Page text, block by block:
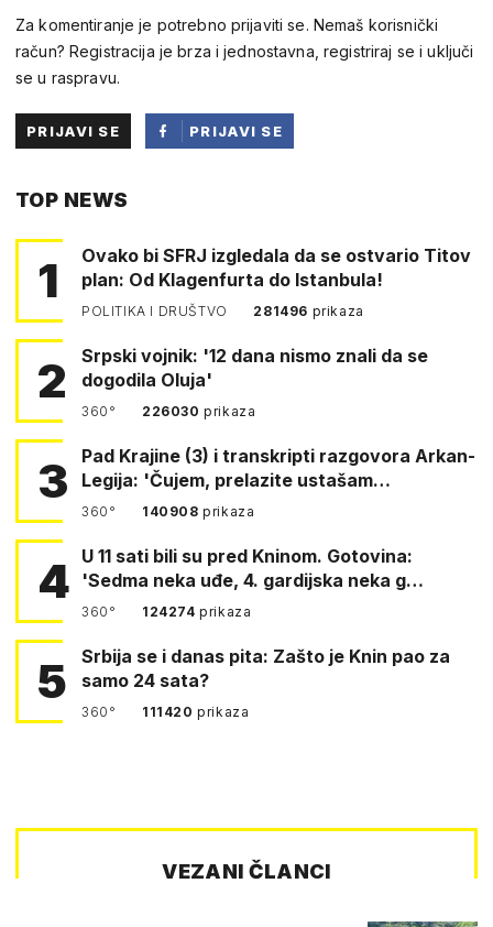
Za komentiranje je potrebno prijaviti se. Nemaš korisnički
račun? Registracija je brza i jednostavna, registriraj se i uključi
se u raspravu.
PRIJAVI SE
PRIJAVI SE
TOP NEWS
1
Ovako bi SFRJ izgledala da se ostvario Titov
plan: Od Klagenfurta do Istanbula!
POLITIKA I DRUŠTVO 281496 prikaza
2
Srpski vojnik: '12 dana nismo znali da se
dogodila Oluja'
360° 226030prikaza
3
Pad Krajine (3) i transkripti razgovora Arkan-
Legija: 'Čujem, prelazite ustašam…
360° 140908prikaza
4 U 11 sati bili su pred Kninom. Gotovina:
'Sedma neka uđe, 4. gardijska neka g…
360° 124274prikaza
5
Srbija se i danas pita: Zašto je Knin pao za
samo 24 sata?
360° 111420prikaza
VEZANI ČLANCI